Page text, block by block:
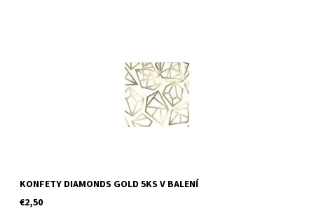
KONFETY DIAMONDS GOLD 5KS V BALENÍ
€2,50